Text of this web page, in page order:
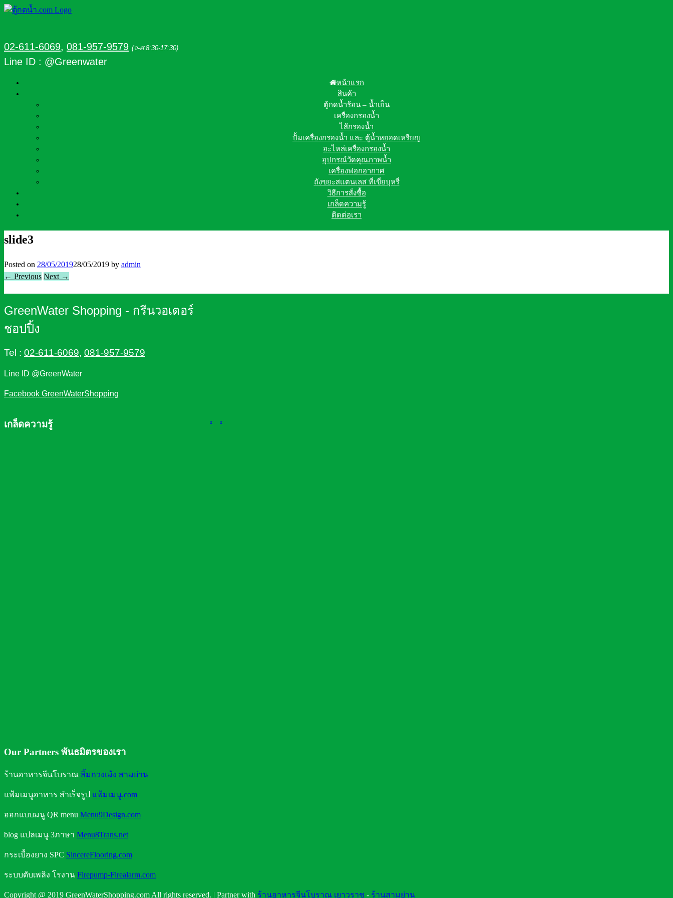
02-611-6069, 081-957-9579 (จ-ศ 8:30-17:30)
Line ID : @Greenwater
หน้าแรก
สินค้า
ตู้กดน้ำร้อน – น้ำเย็น
เครื่องกรองน้ำ
ไส้กรองน้ำ
ปั้มเครื่องกรองน้ำ และ ตู้น้ำหยอดเหรียญ
อะไหล่เครื่องกรองน้ำ
อุปกรณ์วัดคุณภาพน้ำ
เครื่องฟอกอากาศ
ถังขยะสแตนเลส ที่เขี่ยบุหรี่
วิธีการสั่งซื้อ
เกล็ดความรู้
ติดต่อเรา
slide3
Posted on 28/05/201928/05/2019 by admin
← Previous Next →
GreenWater Shopping - กรีนวอเตอร์
ชอปปิ้ง
Tel : 02-611-6069, 081-957-9579
Line ID @GreenWater
Facebook GreenWaterShopping
เกล็ดความรู้
Our Partners พันธมิตรของเรา
ร้านอาหารจีนโบราณ ลิ้มกวงเม้ง สามย่าน
แฟ้มเมนูอาหาร สำเร็จรูป แฟ้มเมนู.com
ออกแบบมนู QR menu Menu9Design.com
blog แปลเมนู 3ภาษา Menu8Trans.net
กระเบื้องยาง SPC SincereFlooring.com
ระบบดับเพลิง โรงาน Firepump-Firealarm.com
Copyright @ 2019 GreenWaterShopping.com All rights reserved. | Partner with ร้านอาหารจีนโบราณ เยาวราช - ร้านสามย่าน